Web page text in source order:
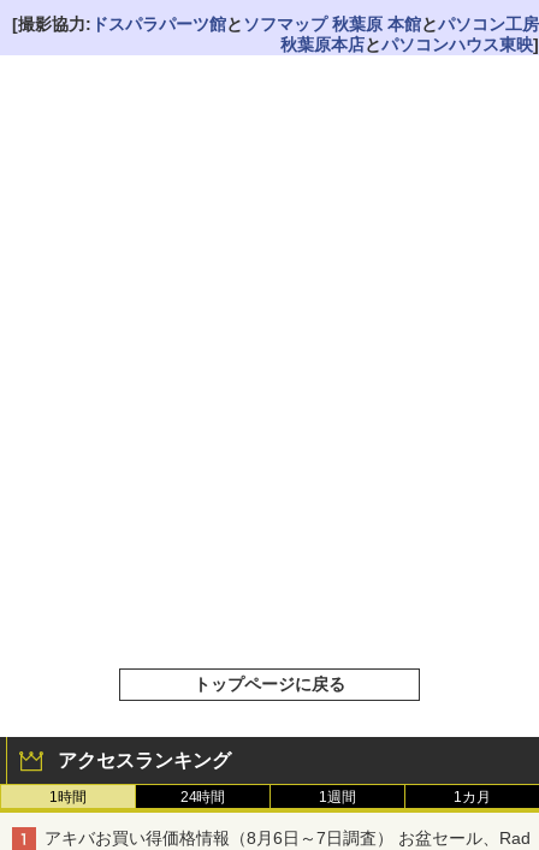
[撮影協力: ドスパラパーツ館と ソフマップ 秋葉原 本館とパソコン工房
秋葉原本店とパソコンハウス東映]
トップページに戻る
アクセスランキング
1時間 24時間 1週間 1カ月
アキバお買い得価格情報（8月6日～7日調査） お盆セール、Rad